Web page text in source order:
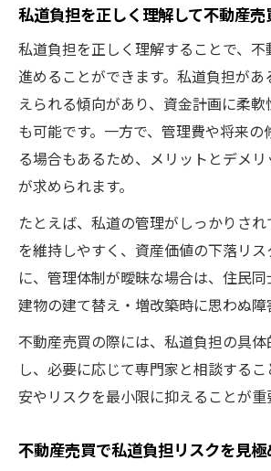
私道負担を正しく理解して不動産売
私道負担を正しく理解することで、
進めることができます。私道負担が
えられる傾向があり、資金計画に柔軟
も可能です。一方で、管理費や将来の
る場合もあるため、メリットとデメ
が求められます。
たとえば、私道の管理がしっかりさ
を維持しやすく、資産価値の下落リ
に、管理体制が曖昧な場合は、住民同
建物の建て替え・増改築時に思わぬ障
不動産売買の際には、私道負担の具
し、必要に応じて専門家と相談する
安やリスクを最小限に抑えることが重
不動産売買で私道負担リスクを見